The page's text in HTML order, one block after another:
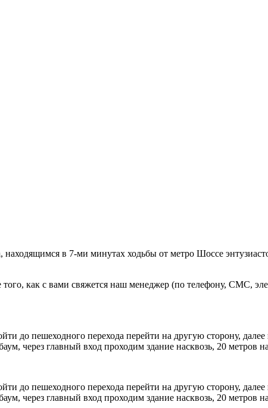
в 7-ми минутах ходьбы от метро Шоссе
как с вами свяжется наш менеджер (по телефону, СМС,
до пешеходного перехода перейти на другую сторону,
через главный вход проходим здание насквозь, 20 метров
до пешеходного перехода перейти на другую сторону,
через главный вход проходим здание насквозь, 20 метров